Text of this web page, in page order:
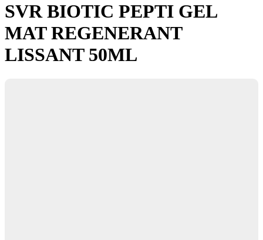
SVR BIOTIC PEPTI GEL
MAT REGENERANT
LISSANT 50ML